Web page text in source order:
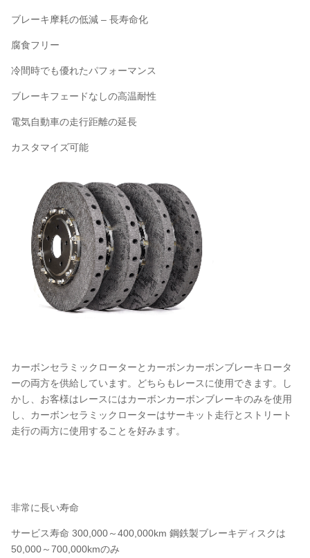
ブレーキ摩耗の低減 – 長寿命化
腐食フリー
冷間時でも優れたパフォーマンス
ブレーキフェードなしの高温耐性
電気自動車の走行距離の延長
カスタマイズ可能
カーボンセラミックローターとカーボンカーボンブレーキロータ
ーの両方を供給しています。どちらもレースに使用できます。し
かし、お客様はレースにはカーボンカーボンブレーキのみを使用
し、カーボンセラミックローターはサーキット走行とストリート
走行の両方に使用することを好みます。
非常に長い寿命
サービス寿命 300,000～400,000km 鋼鉄製ブレーキディスクは
50,000～700,000kmのみ